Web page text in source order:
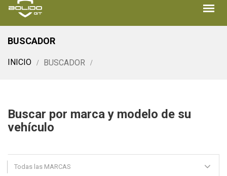
BUSCADOR
INICIO BUSCADOR
Buscar por marca y modelo de su
vehículo
Todas las MARCAS